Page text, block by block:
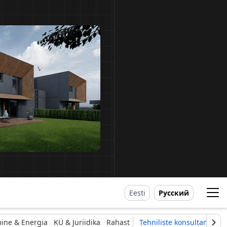
Eesti Русский
& Energia KÜ & Juriidika Rahast Tehniliste konsultantide